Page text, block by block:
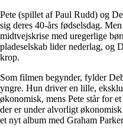
Pete (spillet af Paul Rudd) og
sig deres 40-års fødselsdag.
midtvejskrise med uregerlige
pladeselskab lider nederlag, og
krop.
Som filmen begynder, fylder
yngre. Hun driver en lille,
økonomisk, mens Pete står for
der er under alvorligt
et nyt album med Graham